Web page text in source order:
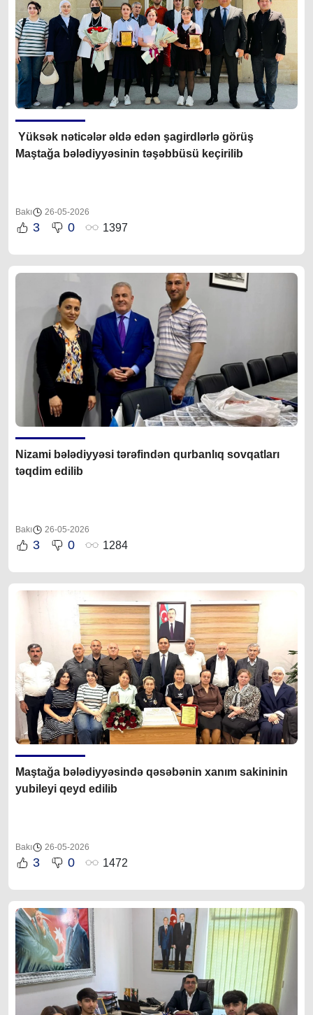
Yüksək nəticələr əldə edən şagirdlərlə görüş
Maştağa bələdiyyəsinin təşəbbüsü keçirilib
Bakı 26-05-2026
3 0 1397
Nizami bələdiyyəsi tərəfindən qurbanlıq sovqatları
təqdim edilib
Bakı 26-05-2026
3 0 1284
Maştağa bələdiyyəsində qəsəbənin xanım sakininin
yubileyi qeyd edilib
Bakı 26-05-2026
3 0 1472